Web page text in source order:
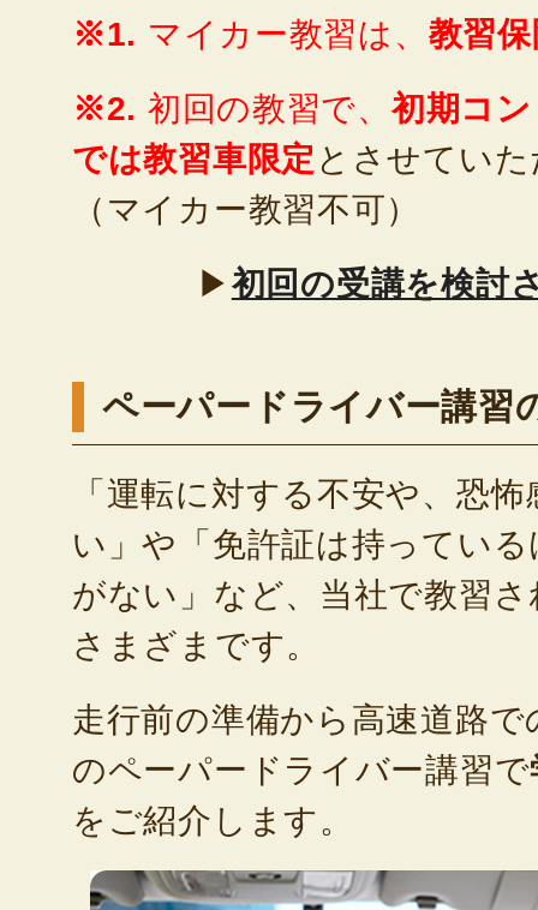
※1. マイカー教習は、 教習
※2. 初回の教習で、初期コ
では教習車限定 とさせてい
（マイカー教習不可）
▶初回の受講を検討
ペーパードライバー講習
「運転に対する不安や、恐
い」や「免許証は持ってい
がない」など、当社で教習
さまざまです。
走行前の準備から高速道路
のペーパードライバー講習で
をご紹介します。